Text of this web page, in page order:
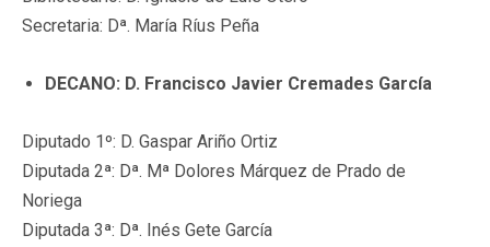
Secretaria: Dª. María Ríus Peña
DECANO: D. Francisco Javier Cremades García
Diputado 1º: D. Gaspar Ariño Ortiz
Diputada 2ª: Dª. Mª Dolores Márquez de Prado de
Noriega
Diputada 3ª: Dª. Inés Gete García